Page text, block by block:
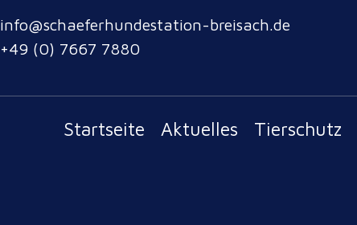
info@schaeferhundestation-breisach.de
+49 (0) 7667 7880
Startseite Aktuelles Tierschutz